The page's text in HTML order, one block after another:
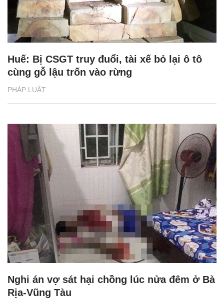
PHÁP LUẬT
Huế: Bị CSGT truy đuổi, tài xế bỏ lại ô tô
cùng gỗ lậu trốn vào rừng
Nghi án vợ sát hại chồng lúc nửa đêm ở Bà
Rịa-Vũng Tàu